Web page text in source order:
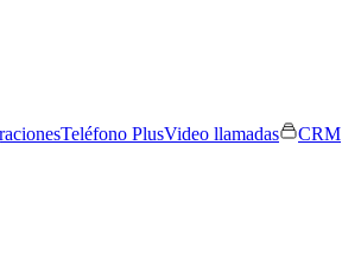
Teléfono PlusVideo llamadas
CRM